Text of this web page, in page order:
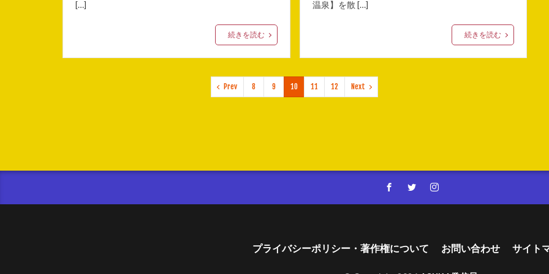
[…]
続きを読む
温泉】を散 […]
続きを読む
Prev 8 9 10 11 12 Next
プライバシーポリシー・著作権について お問い合わせ サイト